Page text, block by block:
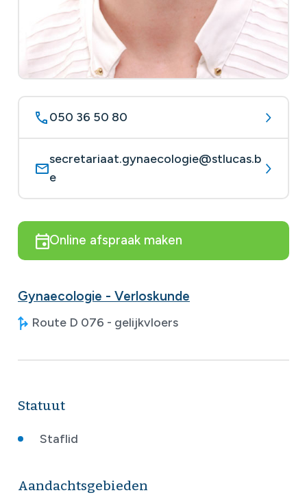
050 36 50 80
secretariaat.gynaecologie@stlucas.b
e
Online afspraak maken
Gynaecologie - Verloskunde
Route D 076 - gelijkvloers
Statuut
Staflid
Aandachtsgebieden